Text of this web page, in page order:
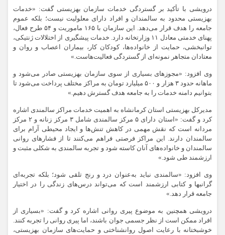
درویشی با تأکید بر گستردگی خدمات سازمان بهزیستی گفت: «خدمات
بهزیستی محدود به سالمندان و افراد دارای معلولیت نیست؛ بلکه عموم
جامعه را هدف قرار می‌دهد. این سازمان با ۱۶۵ ماموریت و ۵۴ طرح فعال،
پهنای خدمتی معادل ۱۱ وزارتخانه دارد. خدمات پیشگیری از اختلالات ژنتیکی،
توانبخشی، حمایت از خانواده‌ها، کودکان کار، بیماران اعصاب و روان و
معتادان متجاهر نمونه‌ای از گستردگی فعالیت‌هاست.»
وی افزود: «مجوزهای بسیاری از سوی سازمان بهزیستی صادر می‌شود و
ماهانه حدود ۳ هزار و ۵۰۰ میلیارد تومان به مراکز مختلف پرداخت می‌شود تا
بتوانیم دامنه خدمات را به جامعه هدف گسترش دهیم.»
مدیرکل بهزیستی استان کرمانشاه به اهمیت خدمات مراکز سالمندی اشاره
کرد و گفت: «استان دارای ۵ مرکز سالمندی شامل ۳ مرکز زنانه و ۲ مرکز
مردانه است که نقش مهمی در کاهش تنش‌ها و ایجاد محیطی آرام برای
سالمندان دارند. این مراکز فرصتی فراهم می‌کنند تا از فشارهای روانی
سالمندان و خانواده‌های آنان کاسته شود و تجربه سالمندی به شکلی مثبت و
ارزشمند طی شود.»
وی افزود: «سالمندی نباید به‌عنوان درد و رنج تلقی شود؛ بلکه تجربه‌ای
گرانبها و کتابی ارزشمند است که می‌تواند درس‌های زندگی را در اختیار
جامعه قرار دهد.»
درویشی همچنین به موضوع پیری روانی اشاره کرد و گفت: «بسیاری از
افراد ممکن است از نظر جسمی جوان باشند، اما پیری روانی را تجربه کنند.
خوشبختانه با رعایت اصول روانشناختی و حمایت‌های سازمان بهزیستی،